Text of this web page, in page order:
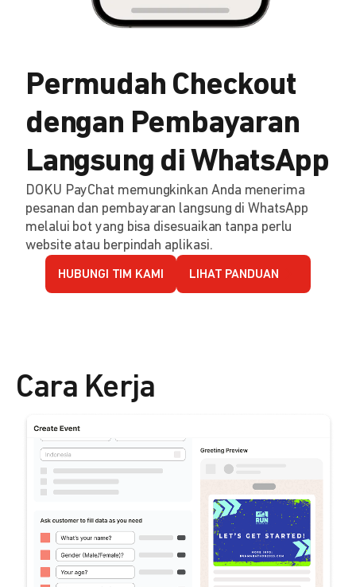
Permudah Checkout
dengan Pembayaran
Langsung di WhatsApp
DOKU PayChat memungkinkan Anda menerima
pesanan dan pembayaran langsung di WhatsApp
melalui bot yang bisa disesuaikan tanpa perlu
website atau berpindah aplikasi.
HUBUNGI TIM KAMI LIHAT PANDUAN
Cara Kerja